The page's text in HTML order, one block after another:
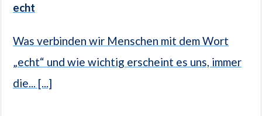
echt
Was verbinden wir Menschen mit dem Wort
„echt“ und wie wichtig erscheint es uns, immer
die... [...]